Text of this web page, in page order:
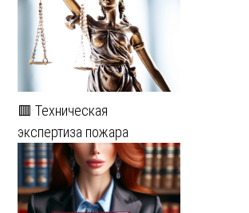
🟥 Техническая
экспертиза пожара